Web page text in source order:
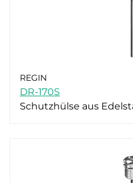
REGIN
DR-170S
Schutzhülse aus